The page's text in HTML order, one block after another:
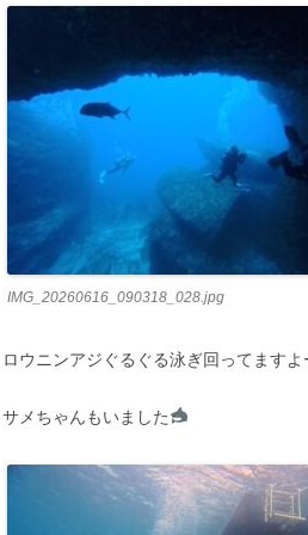
IMG_20260616_090318_028.jpg
ロウニンアジぐるぐる泳ぎ回ってますよ
サメちゃんもいました